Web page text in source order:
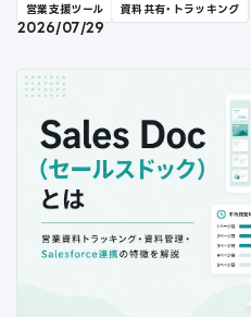
営業支援ツール 資料共有・トラッキング
2026/07/29